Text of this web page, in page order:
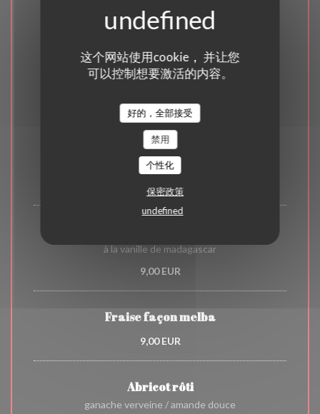
这个网站使用cookie， 并让您
可以控制想要激活的内容。
好的，全部接受
禁用
个性化
保密政策
undefined
22,00 EUR
Les desserts
Brownies au chocolat
glace yaourt
9,00 EUR
à la vanille de madagascar
9,00 EUR
Fraise façon melba
9,00 EUR
Abricot rôti
ganache verveine / amande douce